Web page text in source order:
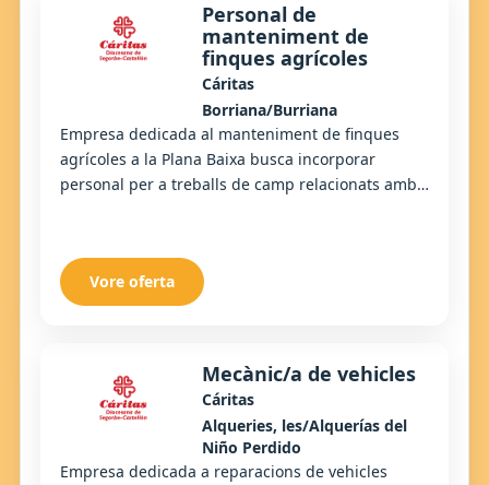
Personal de
manteniment de
finques agrícoles
Cáritas
Borriana/Burriana
Empresa dedicada al manteniment de finques
agrícoles a la Plana Baixa busca incorporar
personal per a treballs de camp relacionats amb
Vore oferta
Mecànic/a de vehicles
Cáritas
Alqueries, les/Alquerías del
Niño Perdido
Empresa dedicada a reparacions de vehicles